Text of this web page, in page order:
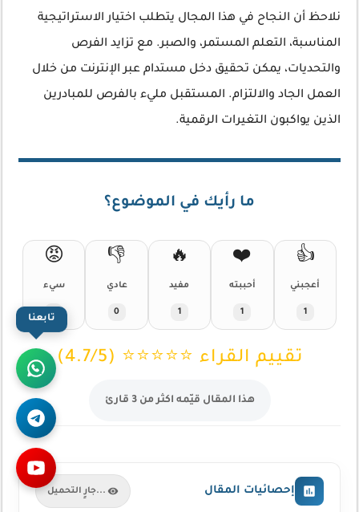
نلاحظ أن النجاح في هذا المجال يتطلب اختيار الاستراتيجية
المناسبة، التعلم المستمر، والصبر. مع تزايد الفرص
والتحديات، يمكن تحقيق دخل مستدام عبر الإنترنت من خلال
العمل الجاد والالتزام. المستقبل مليء بالفرص للمبادرين
الذين يواكبون التغيرات الرقمية.
ما رأيك في الموضوع؟
👍
أعجبني
1
❤️
أحببته
1
🔥
مفيد
1
👎
عادي
0
😡
سيء
0
تقييم القراء ⭐⭐⭐⭐⭐ (4.7/5)
هذا المقال قيّمه اكثر من 3 قارئ
إحصائيات المقال جارٍ التحميل...
تابعنا